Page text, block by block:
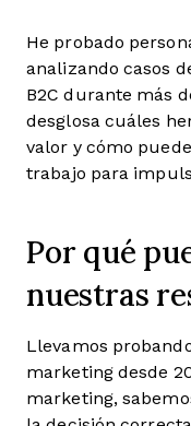
He probado
analizando casos
B2C durante más
desglosa cuáles
valor y cómo
trabajo para
Por qué
nuestras
Llevamos
marketing desde
marketing,